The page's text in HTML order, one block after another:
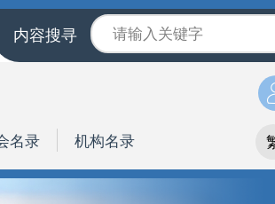
内容搜寻
名录 机构名录